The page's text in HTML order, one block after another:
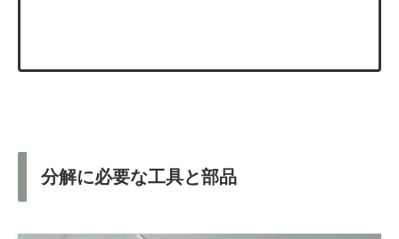
分解に必要な工具と部品